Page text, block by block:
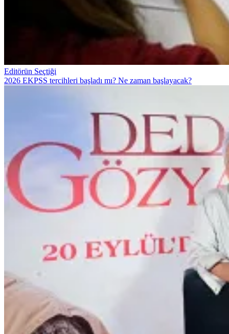
Editörün Seçtiği
2026 EKPSS tercihleri başladı mı? Ne zaman başlayacak?